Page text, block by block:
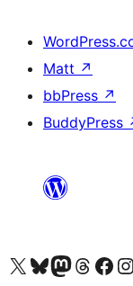
Matt ↗
bbPress ↗
BuddyPress
X (eski Twitter) hesabımıza bakın
Bluesky hesabımızı ziyaret edinMastodon hesabımızı ziyaret edinThreads hesabımızı ziyaret edinFacebook sayfamızı ziyaret edin
Instagram